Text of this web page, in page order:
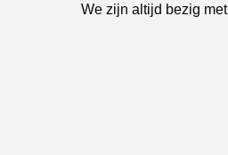
We zijn altijd bezig